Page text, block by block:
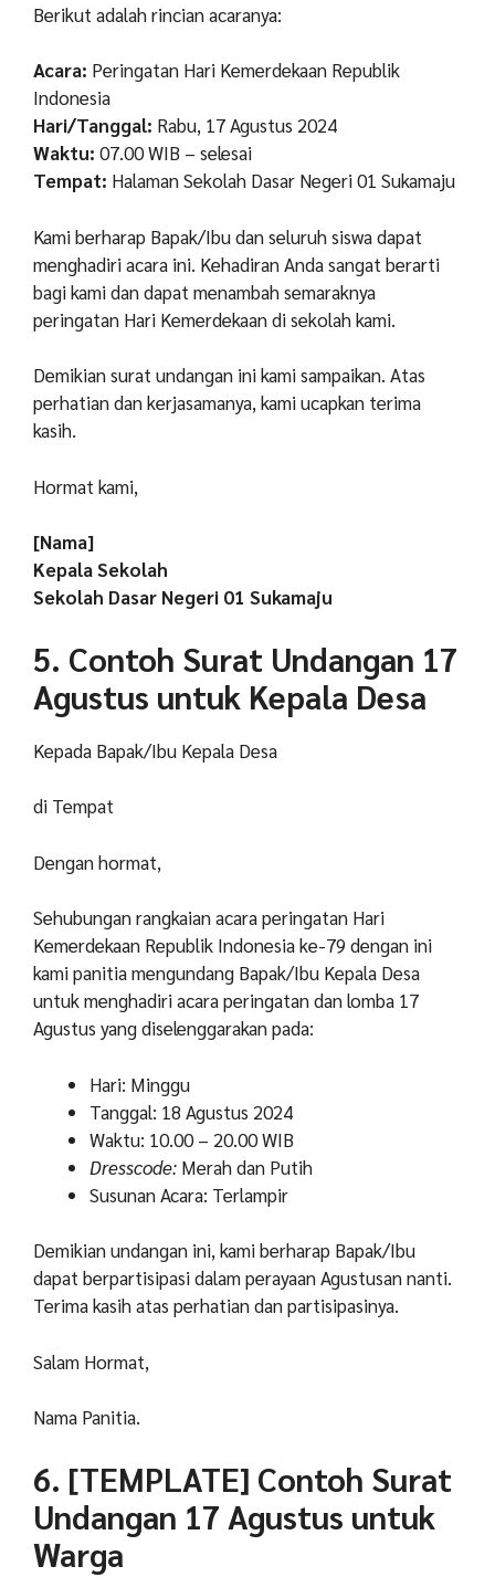
Berikut adalah rincian acaranya:
Acara: Peringatan Hari Kemerdekaan Republik
Indonesia
Hari/Tanggal: Rabu, 17 Agustus 2024
Waktu: 07.00 WIB – selesai
Tempat: Halaman Sekolah Dasar Negeri 01 Sukamaju
Kami berharap Bapak/Ibu dan seluruh siswa dapat
menghadiri acara ini. Kehadiran Anda sangat berarti
bagi kami dan dapat menambah semaraknya
peringatan Hari Kemerdekaan di sekolah kami.
Demikian surat undangan ini kami sampaikan. Atas
perhatian dan kerjasamanya, kami ucapkan terima
kasih.
Hormat kami,
[Nama]
Kepala Sekolah
Sekolah Dasar Negeri 01 Sukamaju
5. Contoh Surat Undangan 17
Agustus untuk Kepala Desa
Kepada Bapak/Ibu Kepala Desa
di Tempat
Dengan hormat,
Sehubungan rangkaian acara peringatan Hari
Kemerdekaan Republik Indonesia ke-79 dengan ini
kami panitia mengundang Bapak/Ibu Kepala Desa
untuk menghadiri acara peringatan dan lomba 17
Agustus yang diselenggarakan pada:
Hari: Minggu
Tanggal: 18 Agustus 2024
Waktu: 10.00 – 20.00 WIB
Dresscode: Merah dan Putih
Susunan Acara: Terlampir
Demikian undangan ini, kami berharap Bapak/Ibu
dapat berpartisipasi dalam perayaan Agustusan nanti.
Terima kasih atas perhatian dan partisipasinya.
Salam Hormat,
Nama Panitia.
6. [TEMPLATE] Contoh Surat
Undangan 17 Agustus untuk
Warga